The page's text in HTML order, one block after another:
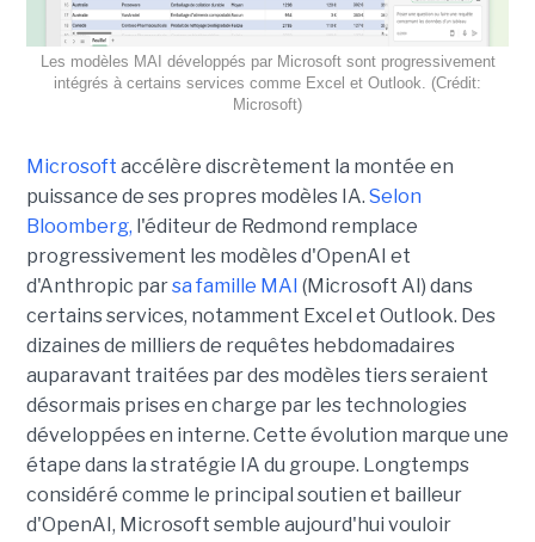
Les modèles MAI développés par Microsoft sont progressivement
intégrés à certains services comme Excel et Outlook. (Crédit:
Microsoft)
Microsoft accélère discrètement la montée en
puissance de ses propres modèles IA. Selon
Bloomberg, l'éditeur de Redmond remplace
progressivement les modèles d'OpenAI et
d'Anthropic parsa famille MAI (Microsoft AI) dans
certains services, notamment Excel et Outlook. Des
dizaines de milliers de requêtes hebdomadaires
auparavant traitées par des modèles tiers seraient
désormais prises en charge par les technologies
développées en interne. Cette évolution marque une
étape dans la stratégie IA du groupe. Longtemps
considéré comme le principal soutien et bailleur
d'OpenAI, Microsoft semble aujourd'hui vouloir